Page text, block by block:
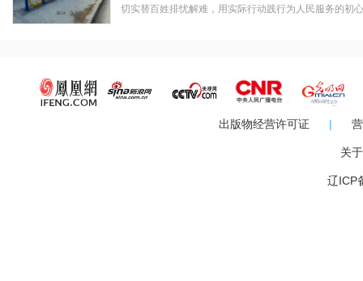
切实替百姓排忧解难，用实际行动践行为人民服务的初
出版物经营许可证 |
关
辽ICP